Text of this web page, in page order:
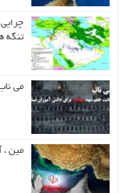
تنگه
می
مین ،